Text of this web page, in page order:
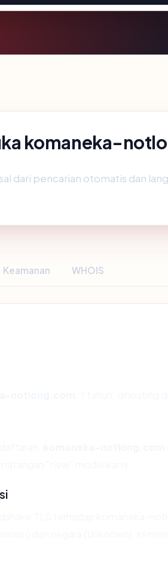
komaneka-
dari pencarian otomatis dan
Keamanan WHOIS